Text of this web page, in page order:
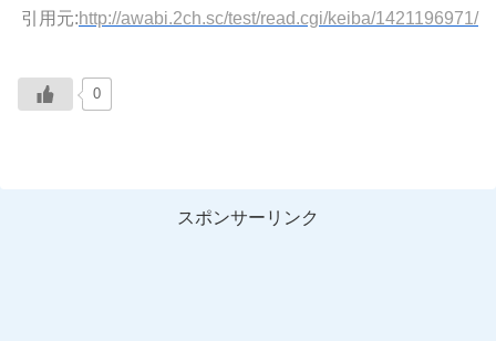
引用元:http://awabi.2ch.sc/test/read.cgi/keiba/1421196971/
0
スポンサーリンク